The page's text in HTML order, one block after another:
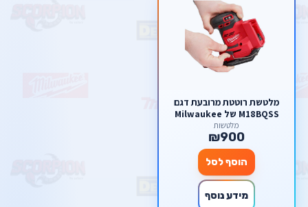
מלטשת רוטטת מרובעת דגם
M18BQSS של Milwaukee
מילווקי
מלטשות
₪900
הוסף לסל
מידע נוסף